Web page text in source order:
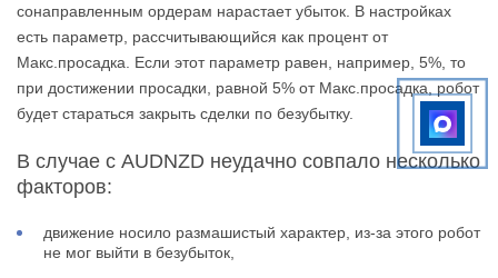
сонаправленным ордерам нарастает убыток. В настройках
есть параметр, рассчитывающийся как процент от
Макс.просадка. Если этот параметр равен, например, 5%, то
при достижении просадки, равной 5% от Макс.просадка, робот
будет стараться закрыть сделки по безубытку.
В случае с AUDNZD неудачно совпало несколько
факторов:
движение носило размашистый характер, из-за этого робот
не мог выйти в безубыток,